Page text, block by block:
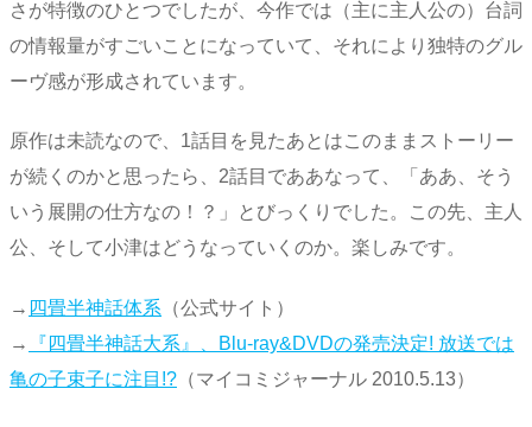
さが特徴のひとつでしたが、今作では（主に主人公の）台詞
の情報量がすごいことになっていて、それにより独特のグル
ーヴ感が形成されています。
原作は未読なので、1話目を見たあとはこのままストーリー
が続くのかと思ったら、2話目でああなって、「ああ、そう
いう展開の仕方なの！？」とびっくりでした。この先、主人
公、そして小津はどうなっていくのか。楽しみです。
→ 四畳半神話体系 （公式サイト）
→
『四畳半神話大系』、Blu-ray&DVDの発売決定! 放送では
亀の子束子に注目!? （マイコミジャーナル 2010.5.13）